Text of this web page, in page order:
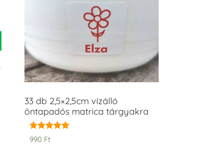
33 db 2,5×2,5cm vízálló
öntapadós matrica tárgyakra
Értékelés:
5.00
990 Ft